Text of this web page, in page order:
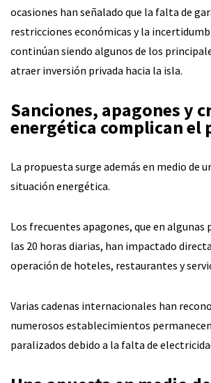
ocasiones han señalado que la falta de
restricciones económicas y la
continúan siendo algunos de los
atraer inversión privada hacia la isla.
Sanciones, apagones y
energética complican el
La propuesta surge además en medio de
situación energética.
Los frecuentes apagones, que en algunas
las 20 horas diarias, han impactado
operación de hoteles, restaurantes y
Varias cadenas internacionales han
numerosos establecimientos
paralizados debido a la falta de